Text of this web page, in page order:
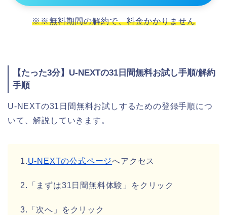
※※無料期間の解約で、料金かかりません
【たった3分】U-NEXTの31日間無料お試し手順/解約
手順
U-NEXTの31日間無料お試しするための登録手順につ
いて、解説していきます。
1.U-NEXTの公式ページへアクセス
2.「まずは31日間無料体験」をクリック
3.「次へ」をクリック